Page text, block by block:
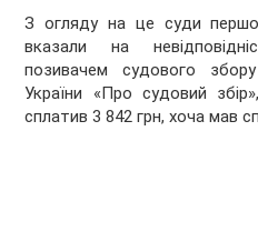
З огляду на це суди першої
вказали на
позивачем судового
України «Про судовий
сплатив 3 842 грн, хоча мав